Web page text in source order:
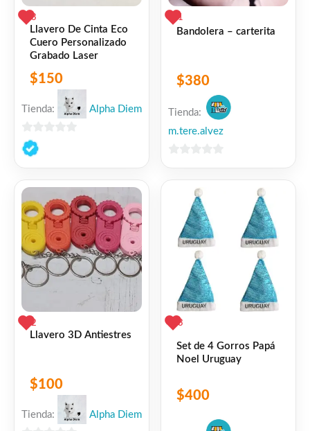
3
Llavero De Cinta Eco
Cuero Personalizado
Grabado Laser
$150
Tienda: Alpha Diem
0
de
1
Bandolera – carterita
$380
Tienda:
m.tere.alvez
2
Llavero 3D Antiestres
$100
Tienda: Alpha Diem
3
Set de 4 Gorros Papá
Noel Uruguay
$400